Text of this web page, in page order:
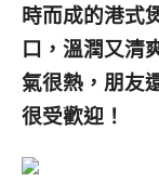
時而成的港式
口，溫潤又清
氣很熱，朋友
很受歡迎！